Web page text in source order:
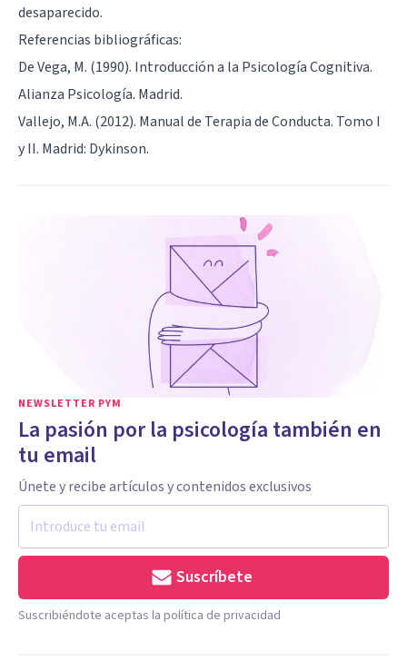
desaparecido.
Referencias bibliográficas:
De Vega, M. (1990). Introducción a la Psicología Cognitiva.
Alianza Psicología. Madrid.
Vallejo, M.A. (2012). Manual de Terapia de Conducta. Tomo I
y II. Madrid: Dykinson.
NEWSLETTER PYM
La pasión por la psicología también en
tu email
Únete y recibe artículos y contenidos exclusivos
Suscríbete
Suscribiéndote aceptas la política de privacidad